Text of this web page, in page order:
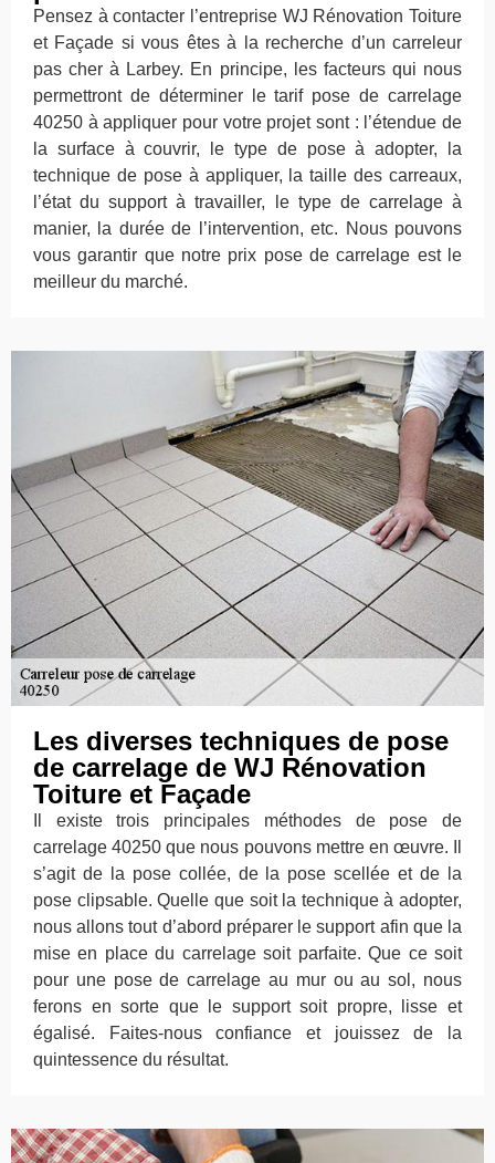
Pensez à contacter l’entreprise WJ Rénovation Toiture
et Façade si vous êtes à la recherche d’un carreleur
pas cher à Larbey. En principe, les facteurs qui nous
permettront de déterminer le tarif pose de carrelage
40250 à appliquer pour votre projet sont : l’étendue de
la surface à couvrir, le type de pose à adopter, la
technique de pose à appliquer, la taille des carreaux,
l’état du support à travailler, le type de carrelage à
manier, la durée de l’intervention, etc. Nous pouvons
vous garantir que notre prix pose de carrelage est le
meilleur du marché.
Les diverses techniques de pose
de carrelage de WJ Rénovation
Toiture et Façade
Il existe trois principales méthodes de pose de
carrelage 40250 que nous pouvons mettre en œuvre. Il
s’agit de la pose collée, de la pose scellée et de la
pose clipsable. Quelle que soit la technique à adopter,
nous allons tout d’abord préparer le support afin que la
mise en place du carrelage soit parfaite. Que ce soit
pour une pose de carrelage au mur ou au sol, nous
ferons en sorte que le support soit propre, lisse et
égalisé. Faites-nous confiance et jouissez de la
quintessence du résultat.